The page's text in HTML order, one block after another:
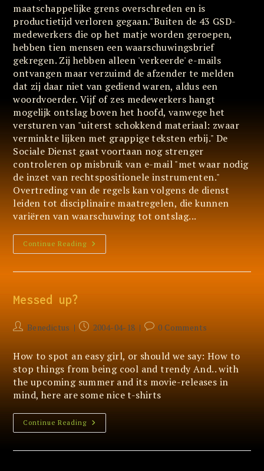
maatschappelijke grens overschreden en is
productietijd verloren gegaan."Buiten de 43 GSD-
medewerkers die op het matje worden geroepen,
hebben tien mensen een waarschuwingsbrief
gekregen. Zij hebben alleen 'verkeerde' e-mails
ontvangen maar verzuimd de afzender te melden
dat zij daar niet van gediend waren, aldus een
woordvoerder. Vijf of zes medewerkers hangt
mogelijk ontslag boven het hoofd, vanwege het
versturen van "uiterst schokkend materiaal: zwaar
verminkte lijken met grappige teksten erbij." De
Sociale Dienst gaat voortaan nog strenger
controleren op misbruik van e-mail "met waar nodig
de inzet van rechtspositionele instrumenten."
Overtreding van de regels kan volgens de dienst
leiden tot disciplinaire maatregelen, die kunnen
variëren van waarschuwing tot ontslag...
Continue ReadingVind
Je
Gek?
Messed up?
PostBenedictus
Post2004-04-18
Post0 Comments
How to spot an easy girl, or should we say: How to
stop things from being cool and trendy And.. with
the upcoming summer and its movie-releases in
mind, here are some nice t-shirts
Continue ReadingMessed
Up?